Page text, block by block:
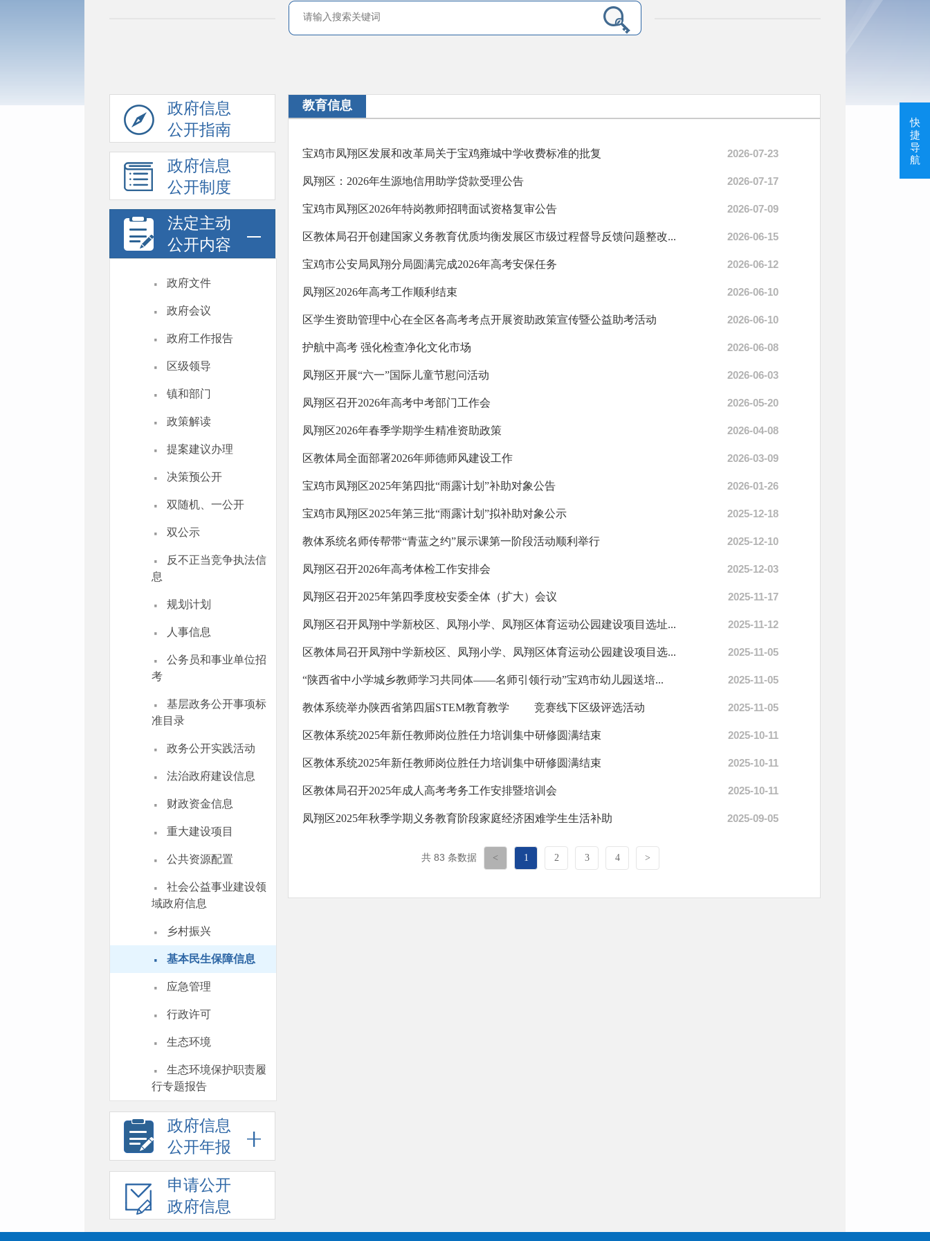
政府信息
公开指南
政府信息
公开制度
法定主动
公开内容
· 政府文件
· 政府会议
· 政府工作报告
· 区级领导
· 镇和部门
· 政策解读
· 提案建议办理
· 决策预公开
· 双随机、一公开
· 双公示
·
反不正当竞争执法信
息
· 规划计划
· 人事信息
·
公务员和事业单位招
考
·
基层政务公开事项标
准目录
· 政务公开实践活动
· 法治政府建设信息
· 财政资金信息
· 重大建设项目
· 公共资源配置
·
社会公益事业建设领
域政府信息
· 乡村振兴
· 基本民生保障信息
· 应急管理
· 行政许可
· 生态环境
·
生态环境保护职责履
行专题报告
政府信息
公开年报
申请公开
政府信息
教育信息
宝鸡市凤翔区发展和改革局关于宝鸡雍城中学收费标准的批复 2026-07-23
凤翔区：2026年生源地信用助学贷款受理公告 2026-07-17
宝鸡市凤翔区2026年特岗教师招聘面试资格复审公告 2026-07-09
区教体局召开创建国家义务教育优质均衡发展区市级过程督导反馈问题整改... 2026-06-15
宝鸡市公安局凤翔分局圆满完成2026年高考安保任务 2026-06-12
凤翔区2026年高考工作顺利结束 2026-06-10
区学生资助管理中心在全区各高考考点开展资助政策宣传暨公益助考活动 2026-06-10
护航中高考 强化检查净化文化市场 2026-06-08
凤翔区开展“六一”国际儿童节慰问活动 2026-06-03
凤翔区召开2026年高考中考部门工作会 2026-05-20
凤翔区2026年春季学期学生精准资助政策 2026-04-08
区教体局全面部署2026年师德师风建设工作 2026-03-09
宝鸡市凤翔区2025年第四批“雨露计划”补助对象公告 2026-01-26
宝鸡市凤翔区2025年第三批“雨露计划”拟补助对象公示 2025-12-18
教体系统名师传帮带“青蓝之约”展示课第一阶段活动顺利举行 2025-12-10
凤翔区召开2026年高考体检工作安排会 2025-12-03
凤翔区召开2025年第四季度校安委全体（扩大）会议 2025-11-17
凤翔区召开凤翔中学新校区、凤翔小学、凤翔区体育运动公园建设项目选址... 2025-11-12
区教体局召开凤翔中学新校区、凤翔小学、凤翔区体育运动公园建设项目选... 2025-11-05
“陕西省中小学城乡教师学习共同体——名师引领行动”宝鸡市幼儿园送培... 2025-11-05
教体系统举办陕西省第四届STEM教育教学 竞赛线下区级评选活动 2025-11-05
区教体系统2025年新任教师岗位胜任力培训集中研修圆满结束 2025-10-11
区教体系统2025年新任教师岗位胜任力培训集中研修圆满结束 2025-10-11
区教体局召开2025年成人高考考务工作安排暨培训会 2025-10-11
凤翔区2025年秋季学期义务教育阶段家庭经济困难学生生活补助 2025-09-05
共 83 条数据 < 1 2 3 4 >
快
捷
导
航